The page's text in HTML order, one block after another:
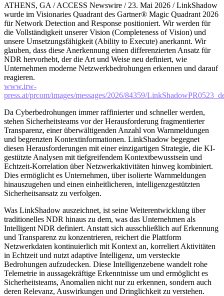
ATHENS, GA / ACCESS Newswire / 23. Mai 2026 / LinkShadow
wurde im Visionaries Quadrant des Gartner® Magic Quadrant 2026
für Network Detection and Response positioniert. Wir werden für
die Vollständigkeit unserer Vision (Completeness of Vision) und
unsere Umsetzungsfähigkeit (Ability to Execute) anerkannt. Wir
glauben, dass diese Anerkennung einen differenzierten Ansatz für
NDR hervorhebt, der die Art und Weise neu definiert, wie
Unternehmen moderne Netzwerkbedrohungen erkennen und darauf
reagieren.
www.irw-
press.at/prcom/images/messages/2026/84359/
Da Cyberbedrohungen immer raffinierter und schneller werden,
stehen Sicherheitsteams vor der Herausforderung fragmentierter
Transparenz, einer überwältigenden Anzahl von Warnmeldungen
und begrenzten Kontextinformationen. LinkShadow begegnet
diesen Herausforderungen mit einer einzigartigen Strategie, die KI-
gestützte Analysen mit tiefgreifendem Kontextbewusstsein und
Echtzeit-Korrelation über Netzwerkaktivitäten hinweg kombiniert.
Dies ermöglicht es Unternehmen, über isolierte Warnmeldungen
hinauszugehen und einen einheitlicheren, intelligenzgestützten
Sicherheitsansatz zu verfolgen.
Was LinkShadow auszeichnet, ist seine Weiterentwicklung über
traditionelles NDR hinaus zu dem, was das Unternehmen als
Intelligent NDR definiert. Anstatt sich ausschließlich auf Erkennung
und Transparenz zu konzentrieren, reichert die Plattform
Netzwerkdaten kontinuierlich mit Kontext an, korreliert Aktivitäten
in Echtzeit und nutzt adaptive Intelligenz, um versteckte
Bedrohungen aufzudecken. Diese Intelligenzebene wandelt rohe
Telemetrie in aussagekräftige Erkenntnisse um und ermöglicht es
Sicherheitsteams, Anomalien nicht nur zu erkennen, sondern auch
deren Relevanz, Auswirkungen und Dringlichkeit zu verstehen.